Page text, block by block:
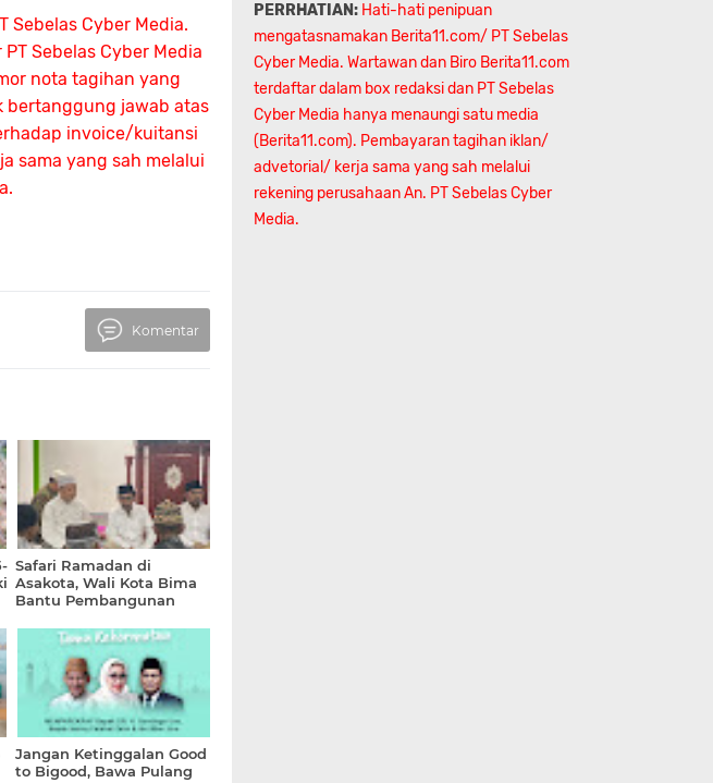
Sebelas Cyber Media.
Sebelas Cyber Media
nota tagihan yang
bertanggung jawab atas
invoice/kuitansi
sama yang sah melalui
Komentar
Safari Ramadan di
Asakota, Wali Kota Bima
Bantu Pembangunan
Jangan Ketinggalan Good
to Bigood, Bawa Pulang
PERRHATIAN: Hati-hati penipuan
mengatasnamakan Berita11.com/ PT Sebelas
Cyber Media. Wartawan dan Biro Berita11.com
terdaftar dalam box redaksi dan PT Sebelas
Cyber Media hanya menaungi satu media
(Berita11.com). Pembayaran tagihan iklan/
advetorial/ kerja sama yang sah melalui
rekening perusahaan An. PT Sebelas Cyber
Media.